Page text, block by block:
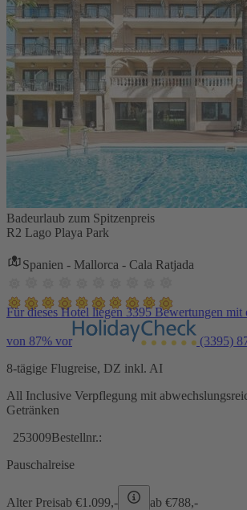
Badeurlaub zum Spitzenpreis
R2 Lago Playa Park
Spanien - Mallorca - Cala Ratjada
Für dieses Hotel liegen 3395 Bewertungen mit
von 87% vor (3395)
8-tägige Flugreise, DZ inkl. AI
All Inclusive Verpflegung mit
Getränken
253009Bestellnr.:
Pauschalreise
Alter Preisab €1.099,- ab €788,-